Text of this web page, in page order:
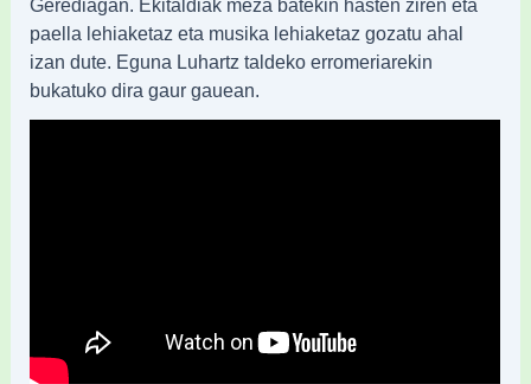
Gerediagan. Ekitaldiak meza batekin hasten ziren eta
paella lehiaketaz eta musika lehiaketaz gozatu ahal
izan dute. Eguna Luhartz taldeko erromeriarekin
bukatuko dira gaur gauean.